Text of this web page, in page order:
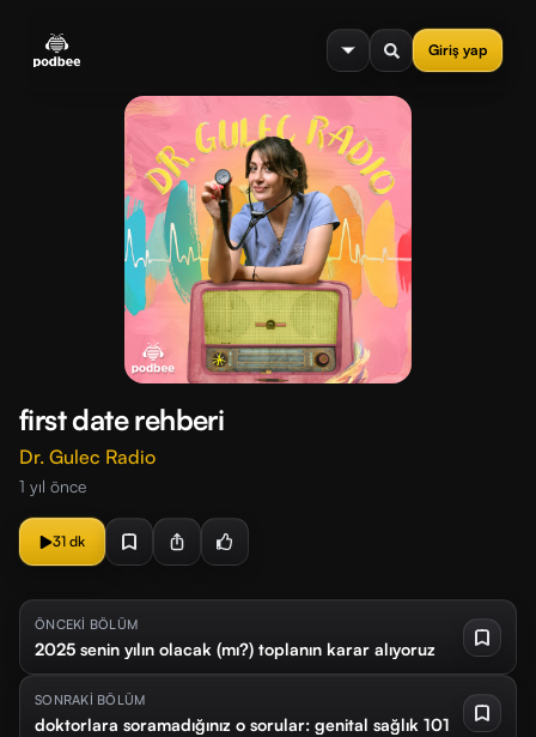
Giriş yap
menu
first date rehberi
Dr. Gulec Radio
1 yıl önce
31 dk
ÖNCEKİ BÖLÜM
2025 senin yılın olacak (mı?) toplanın karar alıyoruz
SONRAKİ BÖLÜM
doktorlara soramadığınız o sorular: genital sağlık 101